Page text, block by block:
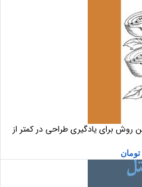
(ساده‌ترین روش برای یادگیری طراحی در کمتر از
تومان